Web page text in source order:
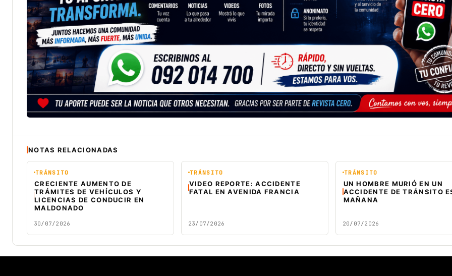
NOTAS RELACIONADAS
TRÁNSITO
CRECIENTE AUMENTO DE
TRÁMITES DE VEHÍCULOS Y
LICENCIAS DE CONDUCIR EN
MALDONADO
30/07/2026
TRÁNSITO
VIDEO REPORTE: ACCIDENTE
FATAL EN AVENIDA FRANCIA
23/07/2026
TRÁNSITO
UN HOMBRE MURIÓ EN UN
ACCIDENTE DE TRÁNSITO
MAÑANA
20/07/2026